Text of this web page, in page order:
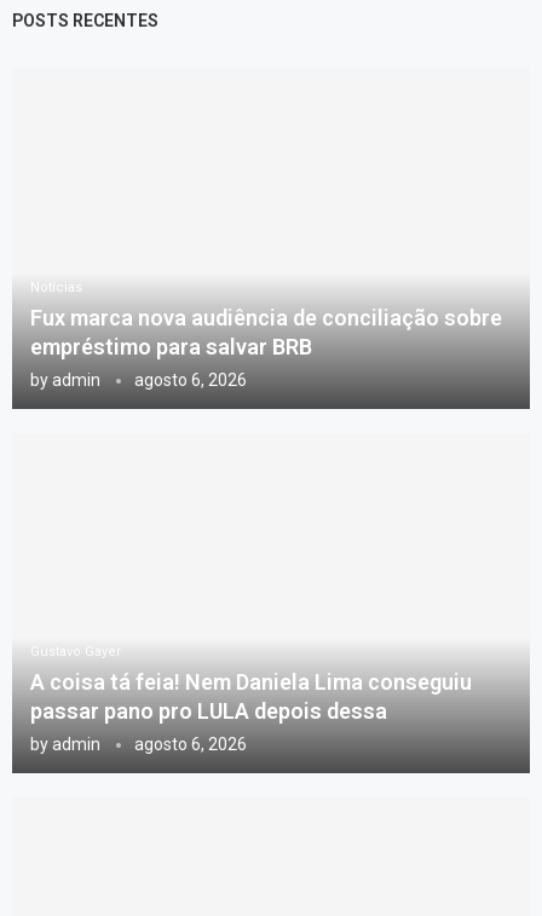
POSTS RECENTES
Notícias
Fux marca nova audiência de conciliação sobre
empréstimo para salvar BRB
by admin agosto 6, 2026
Gustavo Gayer
A coisa tá feia! Nem Daniela Lima conseguiu
passar pano pro LULA depois dessa
byadmin agosto 6, 2026